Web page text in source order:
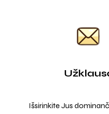
Išsirinkite Jus